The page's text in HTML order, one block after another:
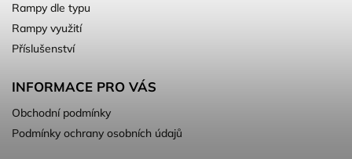
Rampy dle typu
Rampy využití
Příslušenství
INFORMACE PRO VÁS
Obchodní podmínky
Podmínky ochrany osobních údajů